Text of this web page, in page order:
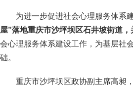
为进一步促进社会心理服务体系
屋”落地重庆市沙坪坝区石井坡街道，
会心理服务体系建设工作，为基层社
础。
重庆市沙坪坝区政协副主席高昶